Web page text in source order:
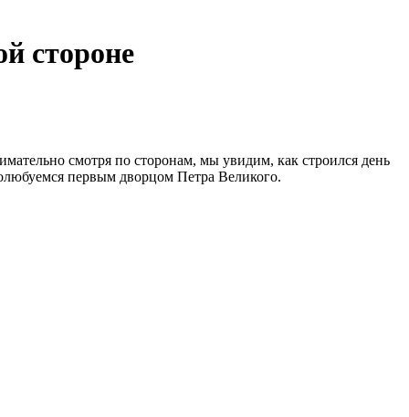
стороне
смотря по сторонам, мы увидим, как строился день
первым дворцом Петра Великого.